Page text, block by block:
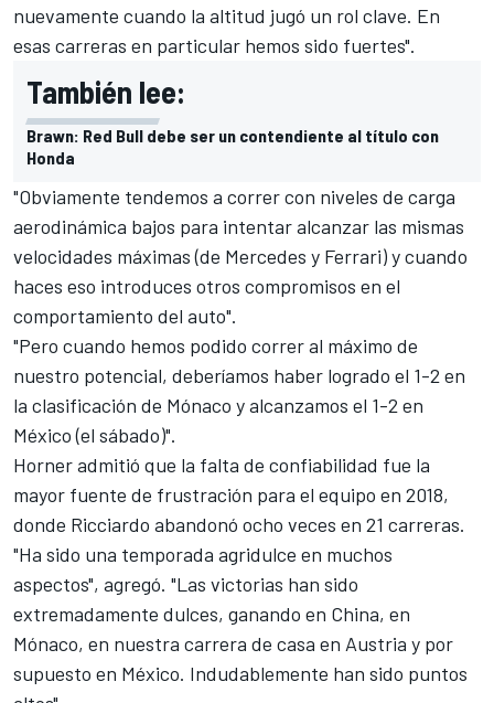
nuevamente cuando la altitud jugó un rol clave. En
esas carreras en particular hemos sido fuertes".
También lee:
Brawn: Red Bull debe ser un contendiente al título con
Honda
"Obviamente tendemos a correr con niveles de carga
aerodinámica bajos para intentar alcanzar las mismas
velocidades máximas (de Mercedes y Ferrari) y cuando
haces eso introduces otros compromisos en el
comportamiento del auto".
"Pero cuando hemos podido correr al máximo de
nuestro potencial, deberíamos haber logrado el 1-2 en
la clasificación de Mónaco y alcanzamos el 1-2 en
México (el sábado)".
Horner admitió que la falta de confiabilidad fue la
mayor fuente de frustración para el equipo en 2018,
donde Ricciardo abandonó ocho veces en 21 carreras.
"Ha sido una temporada agridulce en muchos
aspectos", agregó. "Las victorias han sido
extremadamente dulces, ganando en China, en
Mónaco, en nuestra carrera de casa en Austria y por
supuesto en México. Indudablemente han sido puntos